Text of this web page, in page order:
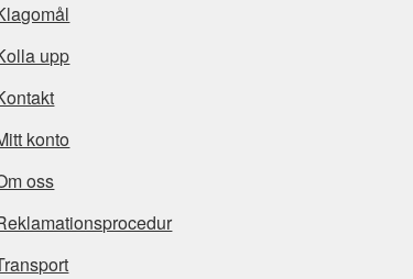
upp
konto
oss